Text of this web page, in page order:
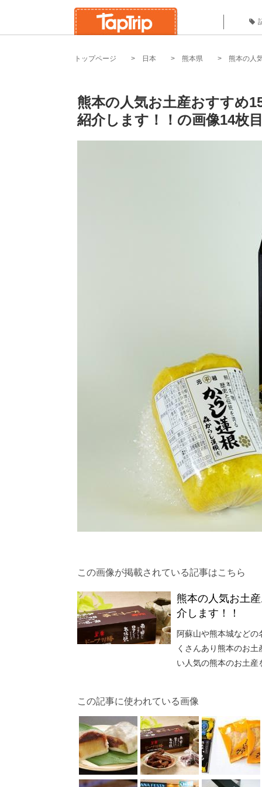
トップページ 日本 熊本県 熊本の人
熊本の人気お土産おすすめ
紹介します！！の画像14枚
この画像が掲載されている記事はこちら
熊本の人気お土
介します！！
阿蘇山や熊本城など
くさんあり熊本のお
い人気の熊本のお土
この記事に使われている画像